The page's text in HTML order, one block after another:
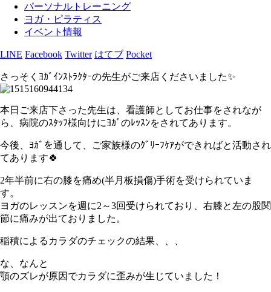
パーソナルトレーニング
ヨガ・ピラティス
イベント情報
LINE Facebook Twitter はてブ Pocket
さっそくﾖｶﾞｲﾝｽﾄﾗｸﾀｰの先生がご来店くださいました✨
本日ご来店下さった先生は、看護師としてお仕事をされなが
ら、病院のｽﾀｯﾌ様向けにﾖｶﾞのﾚｯｽﾝをされてあります。
今後、ﾖｶﾞを通して、ご家族様のｸﾞﾘｰﾌｹｱができればと活動され
てあります🍀
2年半前に右の膝を痛め(半月板損傷)手術を受けられていま
す。
ヨガのレッスンを週に2～3回受けられており、右膝と左の股関
節に痛みが出ておりました。
稲積によるカラダのチェックの結果、、、
な、なんと
顎のズレが原因でカラダに歪みが生じていました！